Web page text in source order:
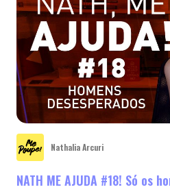
Nathalia Arcuri
NATH ME AJUDA #18! Só os